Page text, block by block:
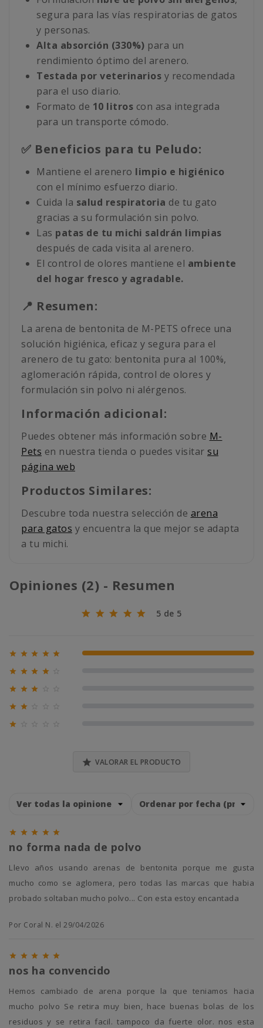
segura para las vías respiratorias de gatos
y personas.
Alta absorción (330%) para un
rendimiento óptimo del arenero.
Testada por veterinarios y recomendada
para el uso diario.
Formato de 10 litros con asa integrada
para un transporte cómodo.
✅ Beneficios para tu Peludo:
Mantiene el arenero limpio e higiénico
con el mínimo esfuerzo diario.
Cuida la salud respiratoria de tu gato
gracias a su formulación sin polvo.
Las patas de tu michi saldrán limpias
después de cada visita al arenero.
El control de olores mantiene el ambiente
del hogar fresco y agradable.
📍 Resumen:
La arena de bentonita de M-PETS ofrece una
solución higiénica, eficaz y segura para el
arenero de tu gato: bentonita pura al 100%,
aglomeración rápida, control de olores y
formulación sin polvo ni alérgenos.
Información adicional:
Puedes obtener más información sobre M-
Pets en nuestra tienda o puedes visitar su
página web
Productos Similares:
Descubre toda nuestra selección de arena
para gatos y encuentra la que mejor se adapta
a tu michi.
Opiniones (2) - Resumen
5 de 5
     100% (2)
   
  
 

 VALORAR EL PRODUCTO
    
no forma nada de polvo
llevo años usando arenas de bentonita porque me gusta
mucho como se aglomera, pero todas las marcas que habia
probado soltaban mucho polvo... Con esta estoy encantada
Por Coral N. el 29/04/2026
    
nos ha convencido
hemos cambiado de arena porque la que teniamos hacia
mucho polvo Se retira muy bien, hace buenas bolas de los
residuos y se retira facil. tampoco da fuerte olor. nos esta